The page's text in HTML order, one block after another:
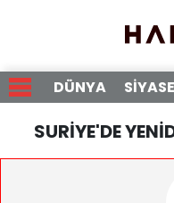
DÜNYA
SURİYE'DE